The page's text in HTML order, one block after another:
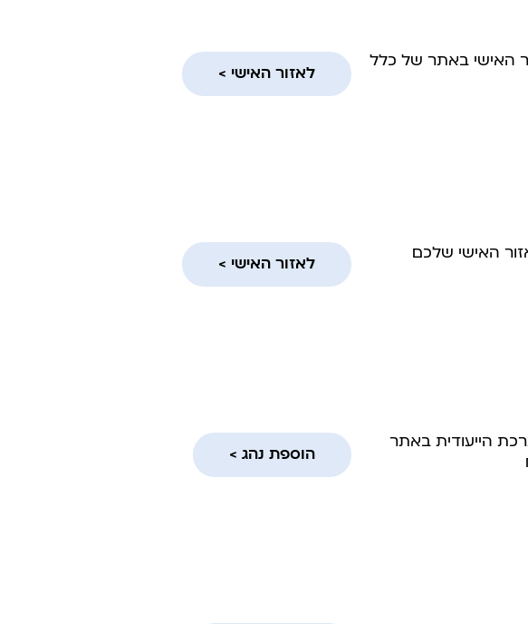
האישי באתר של כלל
לאזור האישי >
האישי שלכם
לאזור האישי >
הייעודית באתר
הוספת נהג >